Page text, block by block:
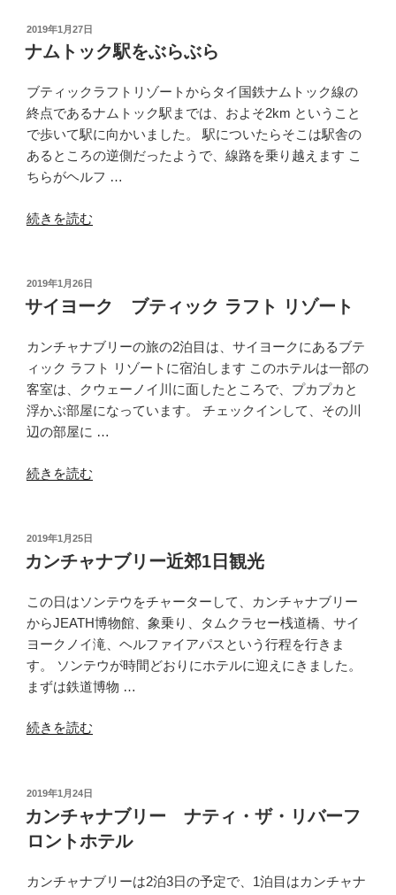
ッ
ク・
ン
チ
ャ
ナ
ブ
ー
バ
ン
ク
に
戻
る”
の
投
稿
日:
2019年1月27日
ナムトック駅をぶらぶら
ブティックラフトリゾートからタイ国鉄ナムトック線の
終点であるナムトック駅までは、およそ2km ということ
で歩いて駅に向かいました。 駅についたらそこは駅舎の
あるところの逆側だったようで、線路を乗り越えます こ
ちらがヘルフ …
“ナ
ッ
ク
を
ぶ
ら
ぶ
ら”
続きを読む
投
稿
日:
2019年1月26日
サイヨーク ブティック ラフト リゾート
カンチャナブリーの旅の2泊目は、サイヨークにあるブテ
ィック ラフト リゾートに宿泊します このホテルは一部の
客室は、クウェーノイ川に面したところで、プカプカと
浮かぶ部屋になっています。 チェックインして、その川
辺の部屋に …
“サ
ー
ク
テ
ィ
ッ
ク
ラ
ト
ー
ト”
の
続きを読む
投
稿
日:
2019年1月25日
カンチャナブリー近郊1日観光
この日はソンテウをチャーターして、カンチャナブリー
からJEATH博物館、象乗り、タムクラセー桟道橋、サイ
ヨークノイ滝、ヘルファイアパスという行程を行きま
す。 ソンテウが時間どおりにホテルに迎えにきました。
まずは鉄道博物 …
“カ
ャ
ナ
ブ
ー
続きを読む
投
稿
日:
2019年1月24日
カンチャナブリー ナティ・ザ・リバーフ
ロントホテル
カンチャナブリーは2泊3日の予定で、1泊目はカンチャナ